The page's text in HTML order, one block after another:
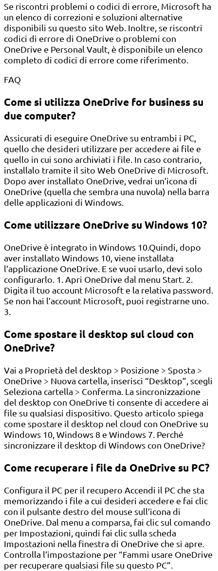
Se riscontri problemi o codici di errore, Microsoft ha
un elenco di correzioni e soluzioni alternative
disponibili su questo sito Web. Inoltre, se riscontri
codici di errore di OneDrive o problemi con
OneDrive e Personal Vault, è disponibile un elenco
completo di codici di errore come riferimento.
FAQ
Come si utilizza OneDrive for business su
due computer?
Assicurati di eseguire OneDrive su entrambi i PC,
quello che desideri utilizzare per accedere ai file e
quello in cui sono archiviati i file. In caso contrario,
installalo tramite il sito Web OneDrive di Microsoft.
Dopo aver installato OneDrive, vedrai un’icona di
OneDrive (quella che sembra una nuvola) nella barra
delle applicazioni di Windows.
Come utilizzare OneDrive su Windows 10?
OneDrive è integrato in Windows 10.Quindi, dopo
aver installato Windows 10, viene installata
l’applicazione OneDrive. E se vuoi usarlo, devi solo
configurarlo. 1. Apri OneDrive dal menu Start. 2.
Digita il tuo account Microsoft e la relativa password.
Se non hai l’account Microsoft, puoi registrarne uno.
3.
Come spostare il desktop sul cloud con
OneDrive?
Vai a Proprietà del desktop > Posizione > Sposta >
OneDrive > Nuova cartella, inserisci “Desktop”, scegli
Seleziona cartella > Conferma. La sincronizzazione
del desktop con OneDrive ti consente di accedere ai
file su qualsiasi dispositivo. Questo articolo spiega
come spostare il desktop nel cloud con OneDrive su
Windows 10, Windows 8 e Windows 7. Perché
sincronizzare il desktop di Windows con OneDrive?
Come recuperare i file da OneDrive su PC?
Configura il PC per il recupero Accendi il PC che sta
memorizzando i file a cui desideri accedere e fai clic
con il pulsante destro del mouse sull’icona di
OneDrive. Dal menu a comparsa, fai clic sul comando
per Impostazioni, quindi fai clic sulla scheda
Impostazioni nella finestra di OneDrive che si apre.
Controlla l’impostazione per “Fammi usare OneDrive
per recuperare qualsiasi file su questo PC”.